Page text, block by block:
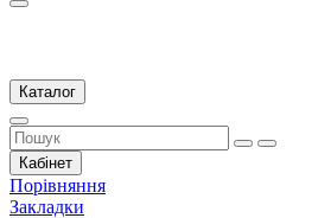
Каталог
Кабінет
Порівняння
Закладки